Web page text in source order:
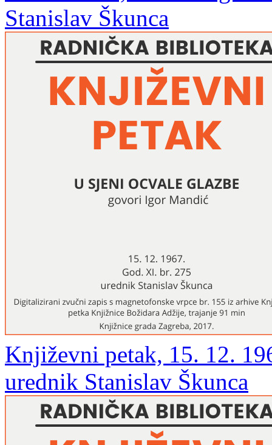
Stanislav Škunca
Književni petak, 15. 12.
urednik Stanislav Škunca